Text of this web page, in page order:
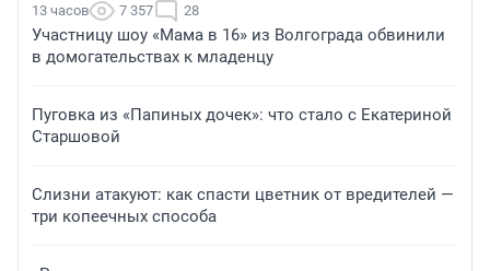
13 часов 7 357 28
Участницу шоу «Мама в 16» из Волгограда обвинили
в домогательствах к младенцу
Пуговка из «Папиных дочек»: что стало с Екатериной
Старшовой
Слизни атакуют: как спасти цветник от вредителей —
три копеечных способа